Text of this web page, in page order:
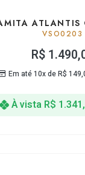
ATLANTIS
VSO0203
R$
Em até 10x deR$
À vista R$